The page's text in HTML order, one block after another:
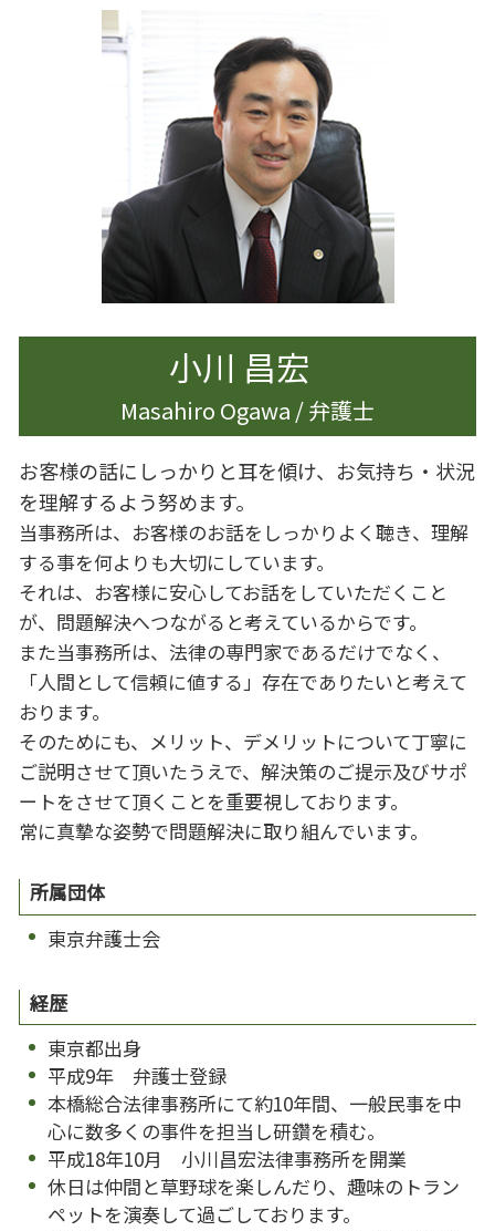
著作権 訴訟
就業規則 不利益変更
企業法務 世田谷区
企業法務 株主総会
遺産分割 争い
遺言書作成 港区
相続 進め方
認知症 生前対策
遺産分割 調停
遺産分割 預貯金
相続 相談先
相続 少ない場合
離婚準備 貯金 いくら
離婚 世田谷区
離婚 浮気 慰謝料
離婚 慰謝料 モラハラ
離婚したい 男
離婚 慰謝料 理由
小川 昌宏
Masahiro Ogawa / 弁護士
お客様の話にしっかりと耳を傾け、お気持ち・状況
を理解するよう努めます。
当事務所は、お客様のお話をしっかりよく聴き、理解
する事を何よりも大切にしています。
それは、お客様に安心してお話をしていただくこと
が、問題解決へつながると考えているからです。
また当事務所は、法律の専門家であるだけでなく、
「人間として信頼に値する」存在でありたいと考えて
おります。
そのためにも、メリット、デメリットについて丁寧に
ご説明させて頂いたうえで、解決策のご提示及びサポ
ートをさせて頂くことを重要視しております。
常に真摯な姿勢で問題解決に取り組んでいます。
所属団体
東京弁護士会
経歴
東京都出身
平成9年 弁護士登録
本橋総合法律事務所にて約10年間、一般民事を中
心に数多くの事件を担当し研鑽を積む。
平成18年10月 小川昌宏法律事務所を開業
休日は仲間と草野球を楽しんだり、趣味のトラン
ペットを演奏して過ごしております。